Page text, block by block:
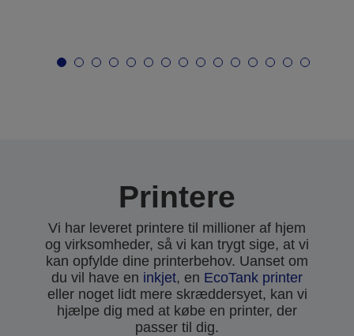
Printere
Vi har leveret printere til millioner af hjem
og virksomheder, så vi kan trygt sige, at vi
kan opfylde dine printerbehov. Uanset om
du vil have en inkjet, en EcoTank printer
eller noget lidt mere skræddersyet, kan vi
hjælpe dig med at købe en printer, der
passer til dig.